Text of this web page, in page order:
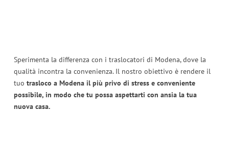
Sperimenta la differenza con i traslocatori di Modena, dove la
qualità incontra la convenienza. Il nostro obiettivo è rendere il
tuo trasloco a Modena il più privo di stress e conveniente
possibile, in modo che tu possa aspettarti con ansia la tua
nuova casa.